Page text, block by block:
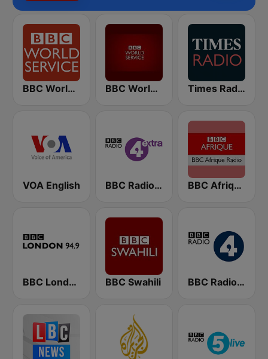
BBC World Service BBC World Service Times Radio
VOA English BBC Radio 4 Extra BBC Afrique
BBC London BBC Swahili BBC Radio 4